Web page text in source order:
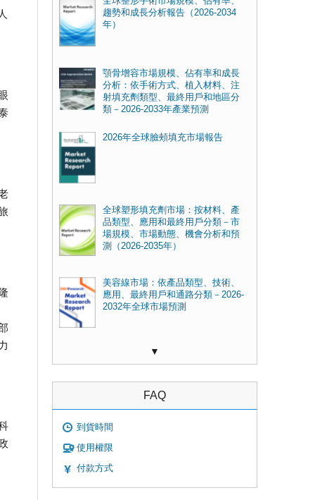
趨勢和成長分析報告（2026-2034
年）
顎骨增容市場規模、佔有率和成長
分析：依手術方式、植入材料、注
射填充劑類型、最終用戶和地區分
類－2026-2033年產業預測
2026年全球臉頰填充市場報告
全球塑形填充劑市場：按材料、產
品類型、應用和最終用戶分類－市
場規模、市場動態、機會分析和預
測（2026-2035年）
美容線市場：依產品類型、技術、
應用、最終用戶和通路分類－2026-
2032年全球市場預測
▼
FAQ
到貨時間
使用權限
付款方式